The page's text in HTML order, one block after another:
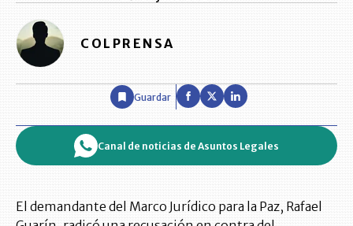
COLPRENSA
Guardar
Canal de noticias de Asuntos Legales
El demandante del Marco Jurídico para la Paz, Rafael